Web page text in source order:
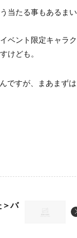
当たる事もあるまい
ベント限定キャラク
けども。
ですが、まあまずは
＞バ